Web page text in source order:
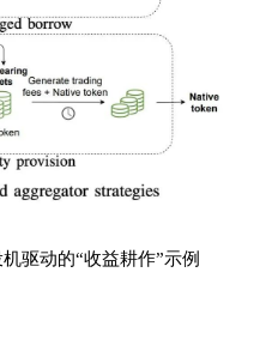
驱动的“收益耕作”示例